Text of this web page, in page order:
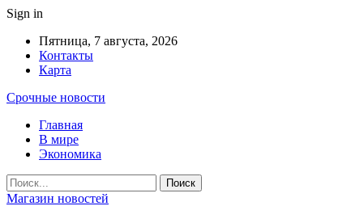
Sign in
Пятница, 7 августа, 2026
Контакты
Карта
Срочные новости
Главная
В мире
Экономика
Магазин новостей